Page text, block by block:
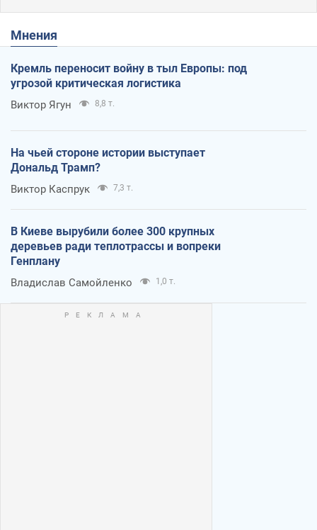
Мнения
Кремль переносит войну в тыл Европы: под
угрозой критическая логистика
Виктор Ягун 8,8 т.
На чьей стороне истории выступает
Дональд Трамп?
Виктор Каспрук 7,3 т.
В Киеве вырубили более 300 крупных
деревьев ради теплотрассы и вопреки
Генплану
Владислав Самойленко 1,0 т.